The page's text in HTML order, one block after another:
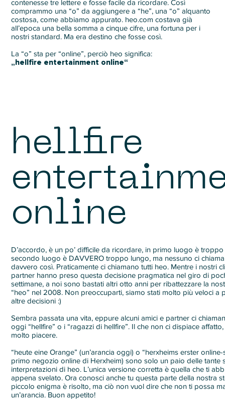
contenesse tre lettere e fosse facile da ricordare. Così
comprammo una “o” da aggiungere a “he”, una “o” alquanto
costosa, come abbiamo appurato. heo.com costava già
all’epoca una bella somma a cinque cifre, una fortuna per i
nostri standard. Ma era destino che fosse così.
La “o” sta per “online”, perciò heo significa:
„hellfire entertainment online“
hellfire
online
D’accordo, è un po’ difficile da ricordare, in primo luogo è
secondo luogo è DAVVERO troppo lungo, ma nessuno ci
davvero così. Praticamente ci chiamano tutti heo. Mentre i nostri
partner hanno preso questa decisione pragmatica nel giro di
settimane, a noi sono bastati altri otto anni per ribattezzare la
“heo” nel 2008. Non preoccuparti, siamo stati molto più veloci a
altre decisioni :)
Sembra passata una vita, eppure alcuni amici e partner ci
oggi “hellfire” o i “ragazzi di hellfire”. Il che non ci dispiace
molto piacere.
“heute eine Orange” (un’arancia oggi) o “herxheims erster online-
primo negozio online di Herxheim) sono solo un paio delle tante
interpretazioni di heo. L’unica versione corretta è quella che ti
appena svelato. Ora conosci anche tu questa parte della nostra
piccolo enigma è risolto, ma ciò non vuol dire che non ti possa
un’arancia. Buon appetito!